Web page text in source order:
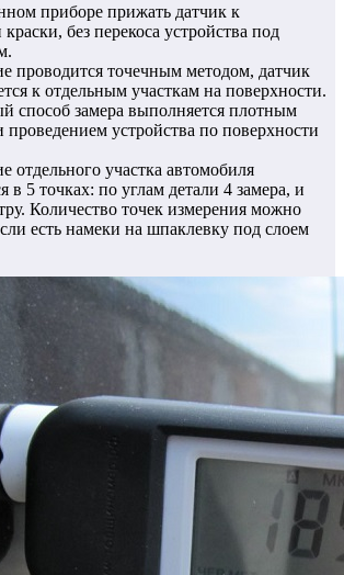
приборе прижать датчик к
без перекоса устройства под
проводится точечным методом, датчик
к отдельным участкам на поверхности.
способ замера выполняется плотным
устройства по поверхности
отдельного участка автомобиля
в 5 точках: по углам детали 4 замера, и
Количество точек измерения можно
есть намеки на шпаклевку под слоем